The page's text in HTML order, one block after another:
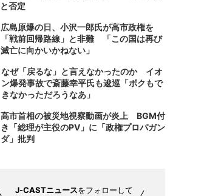
と否定
広島原爆の日、小沢一郎氏が高市政権を
「戦前回帰路線」と非難 「この国は再び
滅亡に向かいかねない」
なぜ「戻るな」と言えなかったのか イオ
ン爆発事故で斎藤幸平氏も逡巡「ボクもで
きなかっただろうなあ」
高市首相の被災地視察動画が炎上 BGM付
き「総理が主役のPV」に「政権プロパガン
ダ」批判
J-CASTニュースをフォローして